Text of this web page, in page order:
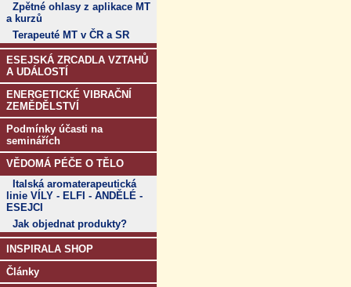
Zpětné ohlasy z aplikace MT
a kurzů
Terapeuté MT v ČR a SR
ESEJSKÁ ZRCADLA VZTAHŮ
A UDÁLOSTÍ
ENERGETICKÉ VIBRAČNÍ
ZEMĚDĚLSTVÍ
Podmínky účasti na
seminářích
VĚDOMÁ PÉČE O TĚLO
Italská aromaterapeutická
linie VÍLY - ELFI - ANDĚLÉ -
ESEJCI
Jak objednat produkty?
INSPIRALA SHOP
Články